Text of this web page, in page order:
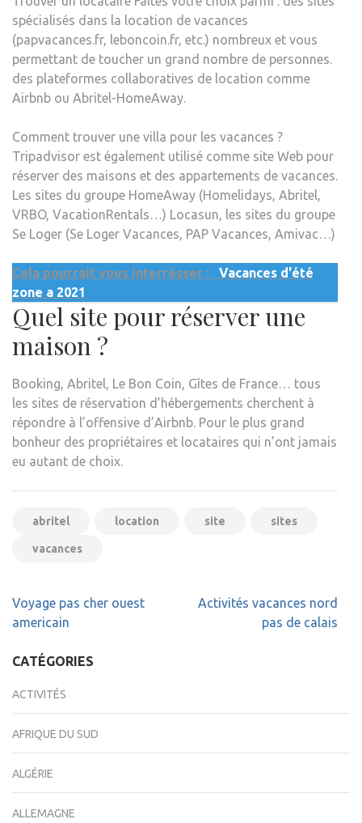
spécialisés dans la location de vacances
(papvacances.fr, leboncoin.fr, etc.) nombreux et vous
permettant de toucher un grand nombre de personnes.
des plateformes collaboratives de location comme
Airbnb ou Abritel-HomeAway.
Comment trouver une villa pour les vacances ?
Tripadvisor est également utilisé comme site Web pour
réserver des maisons et des appartements de vacances.
Les sites du groupe HomeAway (Homelidays, Abritel,
VRBO, VacationRentals…) Locasun, les sites du groupe
Se Loger (Se Loger Vacances, PAP Vacances, Amivac…)
Cela pourrait vous interrésser :
Vacances d'été
zone a 2021
Quel site pour réserver une
maison ?
Booking, Abritel, Le Bon Coin, Gîtes de France… tous
les sites de réservation d’hébergements cherchent à
répondre à l’offensive d’Airbnb. Pour le plus grand
bonheur des propriétaires et locataires qui n’ont jamais
eu autant de choix.
abritel location site sites
vacances
Navigation
de
Voyage pas cher ouest
americain
Activités vacances nord
pas de calais
CATÉGORIES
ACTIVITÉS
AFRIQUE DU SUD
ALGÉRIE
ALLEMAGNE